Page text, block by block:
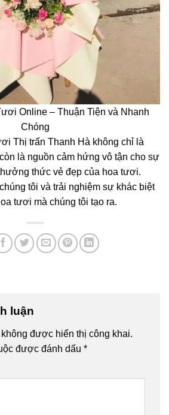
Online – Thuận Tiện và Nhanh
Chóng
Thị trấn Thanh Hà không chỉ là
là nguồn cảm hứng vô tận cho sự
thức vẻ đẹp của hoa tươi.
tôi và trải nghiệm sự khác biệt
tươi mà chúng tôi tạo ra.
luận
được hiển thị công khai.
được đánh dấu *